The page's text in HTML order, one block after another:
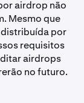
airdrop não
Mesmo que
por
requisitos
airdrops
no futuro.